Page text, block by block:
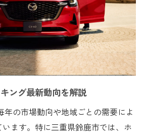
損しない人気色の選び方
が出るCX-5色の傾向を分析
視ならどのCX-5カラーが有利
ジでも評価される色ランキング
5カラーの魅力を分析
ラーが選ばれる理由を解説
高級感と人気の秘密とは
トとブラックどちらが得か
ング最新動向を解説
年の市場動向や地域ごとの需要によ
ます。特に三重県鈴鹿市では、ホ